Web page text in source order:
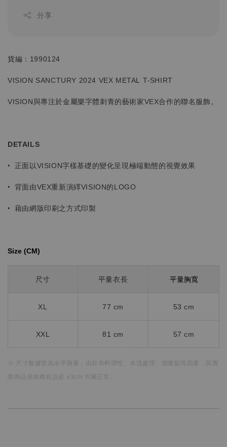
分享
貨編：1990124
VISION SANCTURY 2024 VEX METAL T-SHIRT
VISION與專注於金屬樂字體刺青的藝術家VEX合作的聯名服飾。
DETAILS
• 正面以VISION字樣基礎的變化呈現極端動態的視覺效果
• 背面由VEX重新演繹VISION的LOGO
• 藉由網版印刷之方式印製
Size (CM)⁡⁡
尺寸 平量衣長 平量胸寬
XL 77 cm 53 cm
XXL 81 cm 57 cm
※ 尺寸數據皆為水平測量， 由於布料彈性、水洗處理、測量點等因素，
與實
際商品規格略有誤差 ±3cm 均屬正常。